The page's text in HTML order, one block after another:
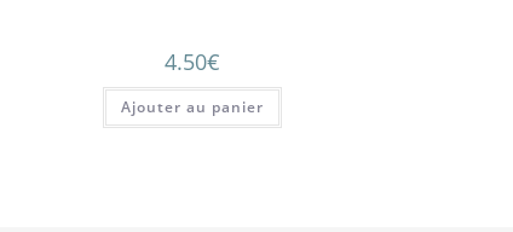
4.50€
Ajouter au panier